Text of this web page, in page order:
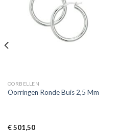
OORBELLEN
Oorringen Ronde Buis 2,5 Mm
€501,50